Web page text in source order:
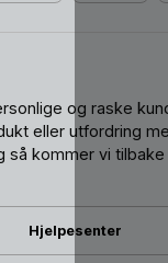
og raske
eller utfordring
så kommer vi
Hjelpesenter